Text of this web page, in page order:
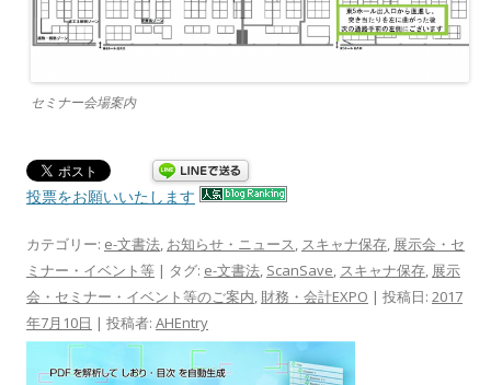
セミナー会場案内
投票をお願いいたします
カテゴリー: e-文書法 お知らせ・ニュース スキャナ保存 展示会・セ
ミナー・イベント等 | タグ: e-文書法 ScanSave スキャナ保存 展示
会・セミナー・イベント等のご案内 財務・会計EXPO | 投稿日: 2017
年7月10日 | 投稿者: AHEntry